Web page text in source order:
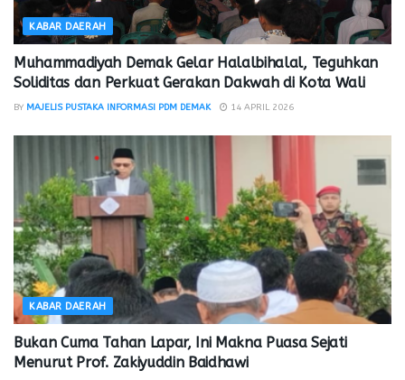
KABAR DAERAH
Muhammadiyah Demak Gelar Halalbihalal, Teguhkan
Soliditas dan Perkuat Gerakan Dakwah di Kota Wali
BY MAJELIS PUSTAKA INFORMASI PDM DEMAK 14 APRIL 2026
KABAR DAERAH
Bukan Cuma Tahan Lapar, Ini Makna Puasa Sejati
Menurut Prof. Zakiyuddin Baidhawi